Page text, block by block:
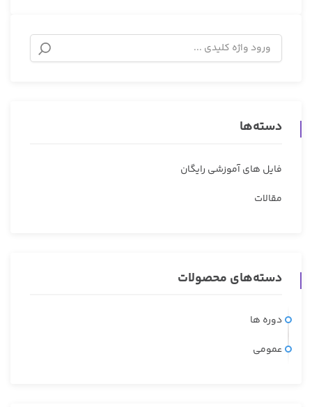
دسته‌ها
فایل های آموزشی رایگان
مقالات
دسته‌های محصولات
دوره ها
عمومی